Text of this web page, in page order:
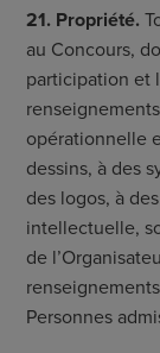
21. Propriété.
au Concours,
participation et
opérationnelle
dessins, à des
des logos, à
intellectuelle,
de
Personnes